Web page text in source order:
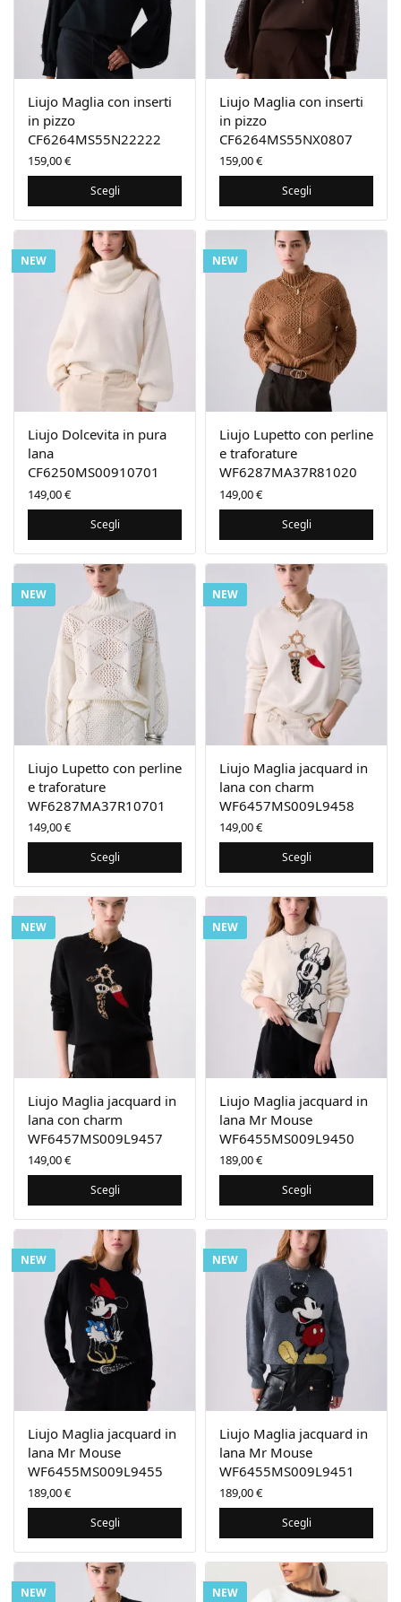
Liujo Maglia con inserti
in pizzo
CF6264MS55N22222
159,00€
Scegli
Liujo Maglia con inserti
in pizzo
CF6264MS55NX0807
159,00€
Scegli
NEW
Liujo Dolcevita in pura
lana
CF6250MS00910701
149,00€
Scegli
NEW
Liujo Lupetto con perline
e traforature
WF6287MA37R81020
149,00€
Scegli
NEW
Liujo Lupetto con perline
e traforature
WF6287MA37R10701
149,00€
Scegli
NEW
Liujo Maglia jacquard in
lana con charm
WF6457MS009L9458
149,00€
Scegli
NEW
Liujo Maglia jacquard in
lana con charm
WF6457MS009L9457
149,00€
Scegli
NEW
Liujo Maglia jacquard in
lana Mr Mouse
WF6455MS009L9450
189,00€
Scegli
NEW
Liujo Maglia jacquard in
lana Mr Mouse
WF6455MS009L9455
189,00€
Scegli
NEW
Liujo Maglia jacquard in
lana Mr Mouse
WF6455MS009L9451
189,00€
Scegli
NEW NEW